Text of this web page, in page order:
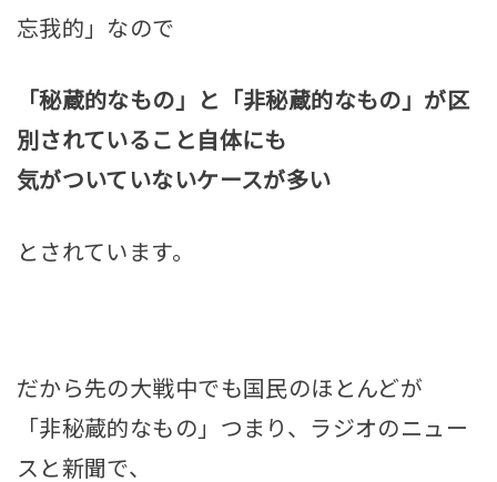
忘我的」なので
「秘蔵的なもの 」と「 非秘蔵的なもの 」が区
別されていること自体にも
気がついていないケースが多い
とされています。
だから先の大戦中でも国民のほとんどが
「非秘蔵的なもの」つまり、ラジオのニュー
スと新聞で、